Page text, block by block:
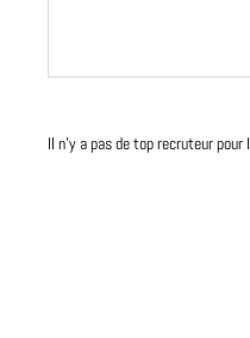
Il n'y a pas de top recruteur pour